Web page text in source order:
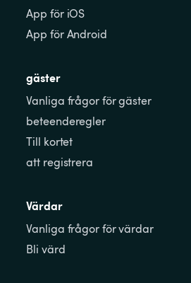
App för iOS
App för Android
gäster
Vanliga frågor för gäster
beteenderegler
Till kortet
att registrera
Värdar
Vanliga frågor för värdar
Bli värd